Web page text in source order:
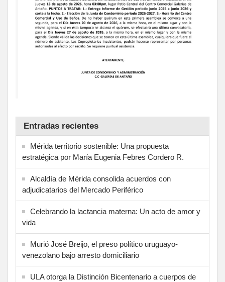
Entradas recientes
Mérida territorio sostenible: Una propuesta
estratégica por María Eugenia Febres Cordero R.
Alcaldía de Mérida consolida acuerdos con
adjudicatarios del Mercado Periférico
Celebrando la lactancia materna: Un acto de amor y
vida
Murió José Breijo, el preso político uruguayo-
venezolano bajo arresto domiciliario
ULA otorga la Distinción Bicentenario a cuerpos de